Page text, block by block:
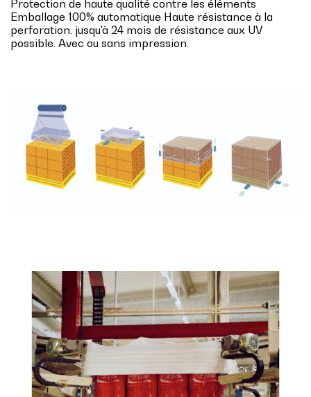
Protection de haute qualité contre les éléments
Emballage 100% automatique Haute résistance à la
perforation. jusqu'à 24 mois de résistance aux UV
possible. Avec ou sans impression.